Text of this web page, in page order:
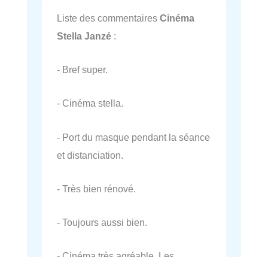
Liste des commentaires Cinéma
Stella Janzé :
- Bref super.
- Cinéma stella.
- Port du masque pendant la séance
et distanciation.
- Très bien rénové.
- Toujours aussi bien.